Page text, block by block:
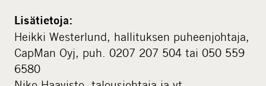
Lisätietoja:
Heikki Westerlund, hallituksen puheenjohtaja,
CapMan Oyj, puh. 0207 207 504 tai 050 559
6580